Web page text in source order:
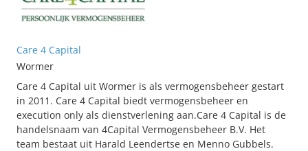
Care 4 Capital
Wormer
Care 4 Capital uit Wormer is als vermogensbeheer gestart
in 2011. Care 4 Capital biedt vermogensbeheer en
execution only als dienstverlening aan.Care 4 Capital is de
handelsnaam van 4Capital Vermogensbeheer B.V. Het
team bestaat uit Harald Leendertse en Menno Gubbels.